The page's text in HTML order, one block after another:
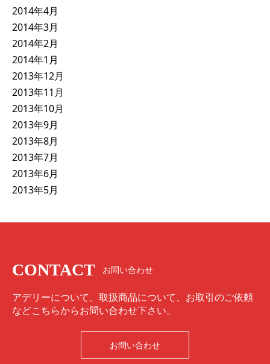
2014年4月
2014年3月
2014年2月
2014年1月
2013年12月
2013年11月
2013年10月
2013年9月
2013年8月
2013年7月
2013年6月
2013年5月
CONTACT お問い合わせ
アデリーについて、取扱商品について、お取引のご依頼
などこちらからお問い合わせ下さい。
お問い合わせ